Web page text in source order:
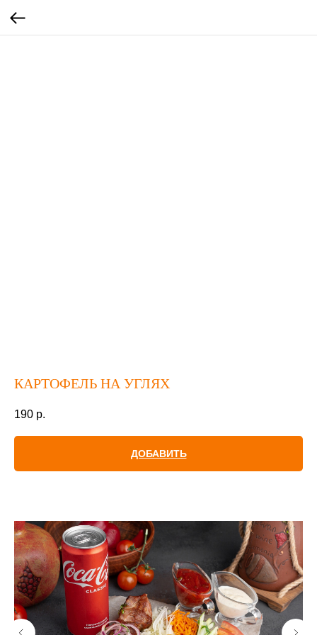
КАРТОФЕЛЬ НА УГЛЯХ
190 р.
ДОБАВИТЬ